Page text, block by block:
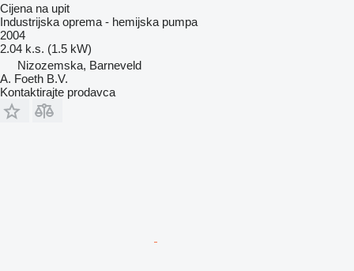
Cijena na upit
Industrijska oprema - hemijska pumpa
2004
2.04 k.s. (1.5 kW)
Nizozemska, Barneveld
A. Foeth B.V.
Kontaktirajte prodavca